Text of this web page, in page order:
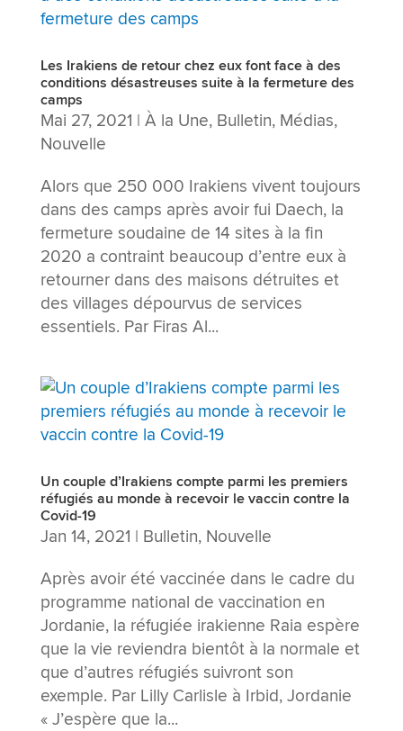
Les Irakiens de retour chez eux font face à des
conditions désastreuses suite à la fermeture des
camps
Mai 27, 2021 | À la Une, Bulletin, Médias,
Nouvelle
Alors que 250 000 Irakiens vivent toujours
dans des camps après avoir fui Daech, la
fermeture soudaine de 14 sites à la fin
2020 a contraint beaucoup d’entre eux à
retourner dans des maisons détruites et
des villages dépourvus de services
essentiels. Par Firas Al...
Un couple d’Irakiens compte parmi les premiers
réfugiés au monde à recevoir le vaccin contre la
Covid-19
Jan 14, 2021 | Bulletin, Nouvelle
Après avoir été vaccinée dans le cadre du
programme national de vaccination en
Jordanie, la réfugiée irakienne Raia espère
que la vie reviendra bientôt à la normale et
que d’autres réfugiés suivront son
exemple. Par Lilly Carlisle à Irbid, Jordanie
« J’espère que la...